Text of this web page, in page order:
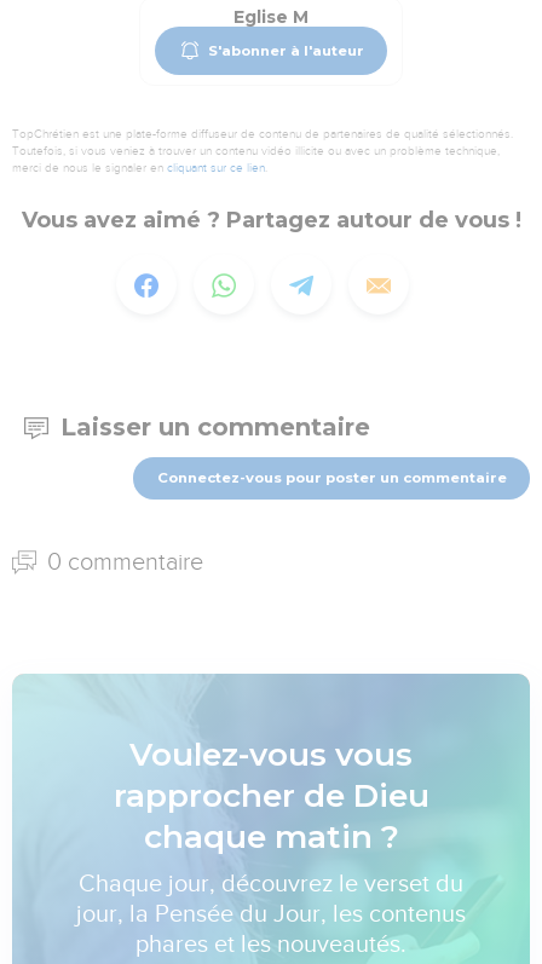
Eglise M
S'abonner à l'auteur
TopChrétien est une plate-forme diffuseur de contenu de partenaires de qualité sélectionnés.
Toutefois, si vous veniez à trouver un contenu vidéo illicite ou avec un problème technique,
merci de nous le signaler en cliquant sur ce lien.
Vous avez aimé ? Partagez autour de vous !
Laisser un commentaire
Connectez-vous pour poster un commentaire
0 commentaire
Voulez-vous vous
rapprocher de Dieu
chaque matin ?
Chaque jour, découvrez le verset du
jour, la Pensée du Jour, les contenus
phares et les nouveautés.